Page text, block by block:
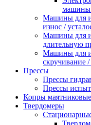
машины
Машины для
износ /
Машины для
длительную
Машины для
скручивание
Прессы
Прессы
Прессы
Копры маятниковые
Твердомеры